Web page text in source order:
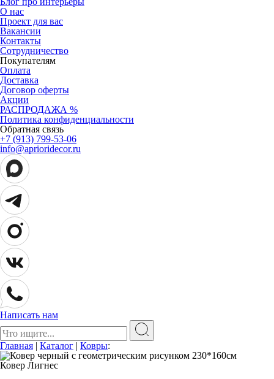
О нас
Проект для вас
Вакансии
Контакты
Сотрудничество
Покупателям
Оплата
Доставка
Договор оферты
Акции
РАСПРОДАЖА %
Политика конфиденциальности
Обратная связь
+7 (913) 799-53-06
info@aprioridecor.ru
Написать нам
Поиск:
Главная | Каталог | Ковры:
Ковер Лигнес